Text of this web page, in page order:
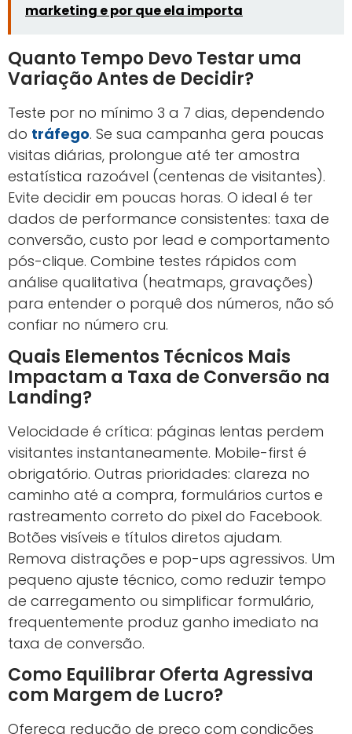
marketing e por que ela importa
Quanto Tempo Devo Testar uma
Variação Antes de Decidir?
Teste por no mínimo 3 a 7 dias, dependendo
do tráfego. Se sua campanha gera poucas
visitas diárias, prolongue até ter amostra
estatística razoável (centenas de visitantes).
Evite decidir em poucas horas. O ideal é ter
dados de performance consistentes: taxa de
conversão, custo por lead e comportamento
pós-clique. Combine testes rápidos com
análise qualitativa (heatmaps, gravações)
para entender o porquê dos números, não só
confiar no número cru.
Quais Elementos Técnicos Mais
Impactam a Taxa de Conversão na
Landing?
Velocidade é crítica: páginas lentas perdem
visitantes instantaneamente. Mobile-first é
obrigatório. Outras prioridades: clareza no
caminho até a compra, formulários curtos e
rastreamento correto do pixel do Facebook.
Botões visíveis e títulos diretos ajudam.
Remova distrações e pop-ups agressivos. Um
pequeno ajuste técnico, como reduzir tempo
de carregamento ou simplificar formulário,
frequentemente produz ganho imediato na
taxa de conversão.
Como Equilibrar Oferta Agressiva
com Margem de Lucro?
Ofereça redução de preço com condições